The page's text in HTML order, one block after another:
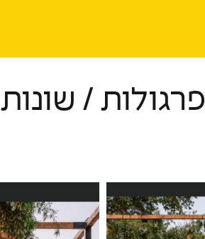
פרגולות / שונות